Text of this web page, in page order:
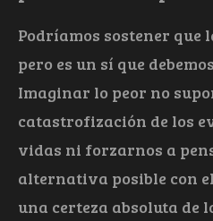
Podríamos sostener que
pero es un sí que
Imaginar lo peor no
catastrofización de los
vidas ni forzarnos a
alternativa posible con
una certeza absoluta de